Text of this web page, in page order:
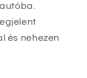
és nehezen